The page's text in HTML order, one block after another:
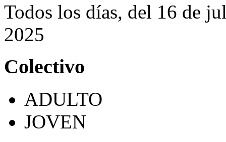
Todos los días, del 16 de
2025
Colectivo
ADULTO
JOVEN